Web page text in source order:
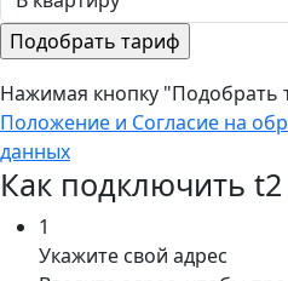
Нажимая кнопку
Положение и Согласие на
данных
Как подключить t2
1
Укажите свой адрес